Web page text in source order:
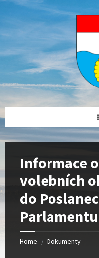
Skip
content
Skip
sidebar
Skip
sidebar
Skip
footer
Informace
volebních
do
Parlamentu
Home / Dokumenty